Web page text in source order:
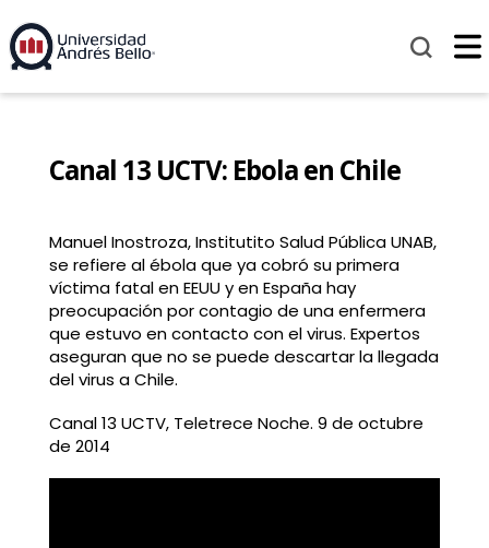
Canal 13 UCTV: Ebola en Chile
Manuel Inostroza, Institutito Salud Pública UNAB,
se refiere al ébola que ya cobró su primera
víctima fatal en EEUU y en España hay
preocupación por contagio de una enfermera
que estuvo en contacto con el virus. Expertos
aseguran que no se puede descartar la llegada
del virus a Chile.
Canal 13 UCTV, Teletrece Noche. 9 de octubre
de 2014